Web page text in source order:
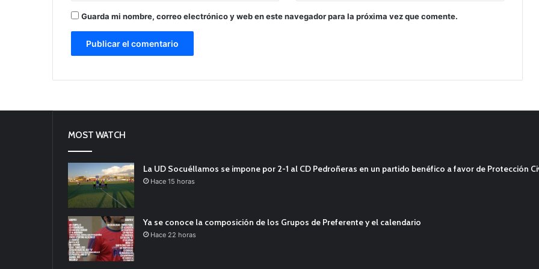
Guarda mi nombre, correo electrónico y web en este navegador para la próxima vez que comente.
MOST WATCH
La UD Socuéllamos se impone por 2-1 al CD Pedroñeras en un partido benéfico a favor de Protección
Hace 15 horas
Ya se conoce la composición de los Grupos de Preferente y el calendario
Hace 22 horas